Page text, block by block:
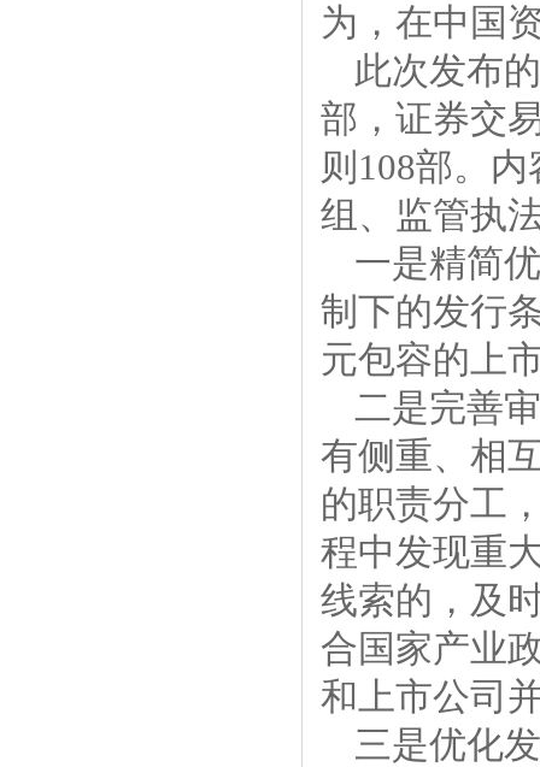
为，在中国
此次发布
部，证券交
则108部。
组、监管执
一是精简
制下的发行
元包容的上
二是完善
有侧重、相
的职责分工
程中发现重
线索的，及
合国家产业
和上市公司
三是优化